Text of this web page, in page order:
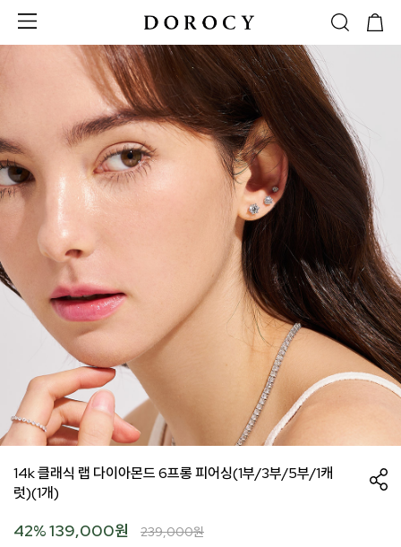
14k 클래식 랩 다이아몬드 6프롱 피어싱(1부/3부/5부/1캐
럿)(1개)
42%139,000원 239,000원